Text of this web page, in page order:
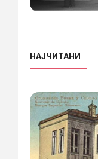
НАЈЧИТАНИ